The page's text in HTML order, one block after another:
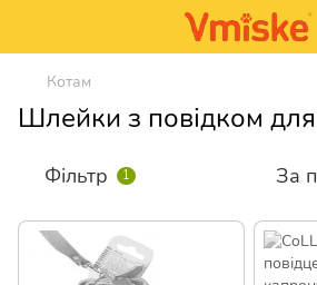
Котам
Шлейки з повідком
Фільтр 1 За